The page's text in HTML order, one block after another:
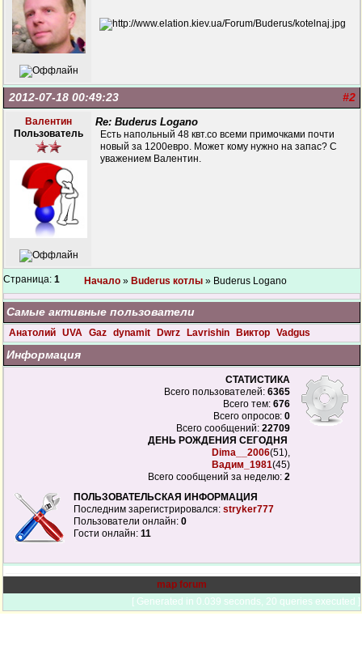
#2
2012-07-18 00:49:23
Валентин
Пользователь
Re: Buderus Logano
Есть напольный 48 квт.со всеми примочками почти
новый за 1200евро. Может кому нужно на запас? С
уважением Валентин.
Страница: 1 Начало » Buderus котлы » Buderus Logano
Самые активные пользователи
Анатолий UVA Gaz dynamit Dwrz Lavrishin Виктор Vadgus
Информация
СТАТИСТИКА
Всего пользователей: 6365
Всего тем: 676
Всего опросов: 0
Всего сообщений: 22709
ДЕНЬ РОЖДЕНИЯ СЕГОДНЯ
Dima__2006(51),
Вадим_1981(45)
Всего сообщений за неделю: 2
ПОЛЬЗОВАТЕЛЬСКАЯ ИНФОРМАЦИЯ
Последним зарегистрировался: stryker777
Пользователи онлайн: 0
Гости онлайн: 11
map forum
[ Generated in 0.039 seconds, 20 queries executed ]